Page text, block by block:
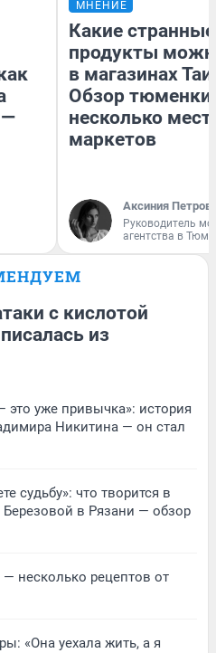
—
МНЕНИЕ
Какие странные
продукты
в магазинах
Обзор тюменки
несколько
маркетов
Аксиния
Руководитель
агентства в
с кислотой
из
это уже привычка»: история
Никитина — он стал
судьбу»: что творится в
в Рязани — обзор
— несколько рецептов от
«Она уехала жить, а я